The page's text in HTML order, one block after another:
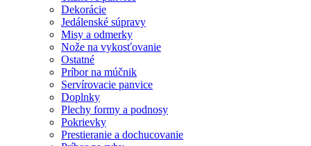
Dekorácie
Jedálenské súpravy
Misy a odmerky
Nože na vykosťovanie
Ostatné
Príbor na múčnik
Servírovacie panvice
Doplnky
Plechy formy a podnosy
Pokrievky
Prestieranie a dochucovanie